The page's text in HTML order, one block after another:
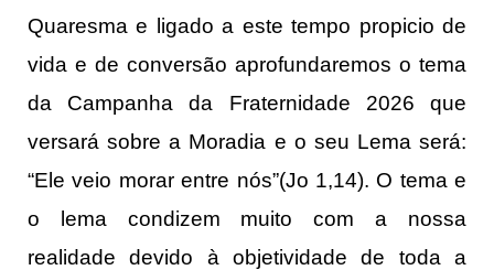
Quaresma e ligado a este tempo propicio de
vida e de conversão aprofundaremos o tema
da Campanha da Fraternidade 2026 que
versará sobre a Moradia e o seu Lema será:
“Ele veio morar entre nós”(Jo 1,14). O tema e
o lema condizem muito com a nossa
realidade devido à objetividade de toda a